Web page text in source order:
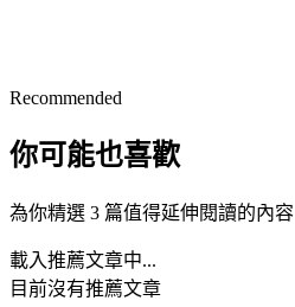
Recommended
你可能也喜歡
為你精選 3 篇值得延伸閱讀的內容
載入推薦文章中...
目前沒有推薦文章